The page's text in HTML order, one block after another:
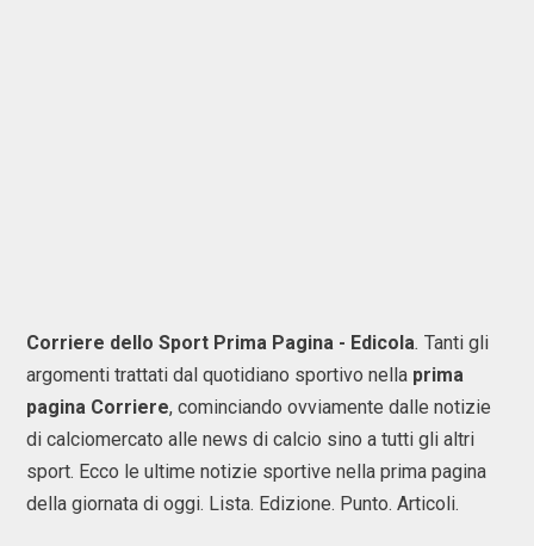
Corriere dello Sport Prima Pagina - Edicola. Tanti gli
argomenti trattati dal quotidiano sportivo nella prima
pagina Corriere, cominciando ovviamente dalle notizie
di calciomercato alle news di calcio sino a tutti gli altri
sport. Ecco le ultime notizie sportive nella prima pagina
della giornata di oggi. Lista. Edizione. Punto. Articoli.